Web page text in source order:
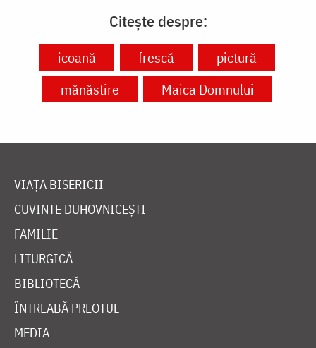
Citește despre:
icoană frescă
pictură
mănăstire
Maica Domnului
VIAȚA BISERICII
CUVINTE DUHOVNICEȘTI
FAMILIE
LITURGICĂ
BIBLIOTECĂ
ÎNTREABĂ PREOTUL
MEDIA